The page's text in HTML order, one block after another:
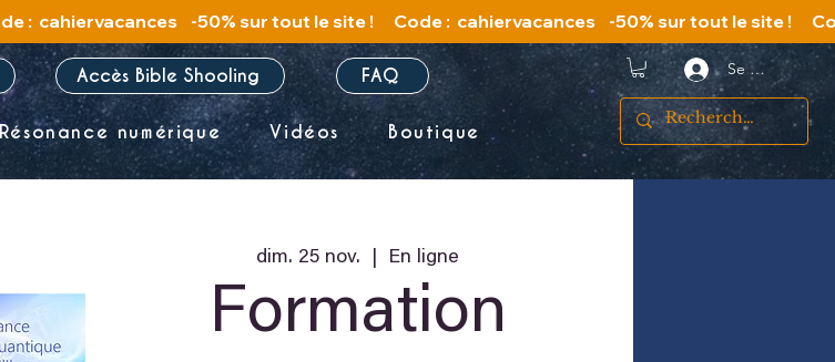
Accès Bible Shooling FAQ
Résonance numérique Vidéos Boutique
Se connecter
dim. 25 nov. En ligne
Formation